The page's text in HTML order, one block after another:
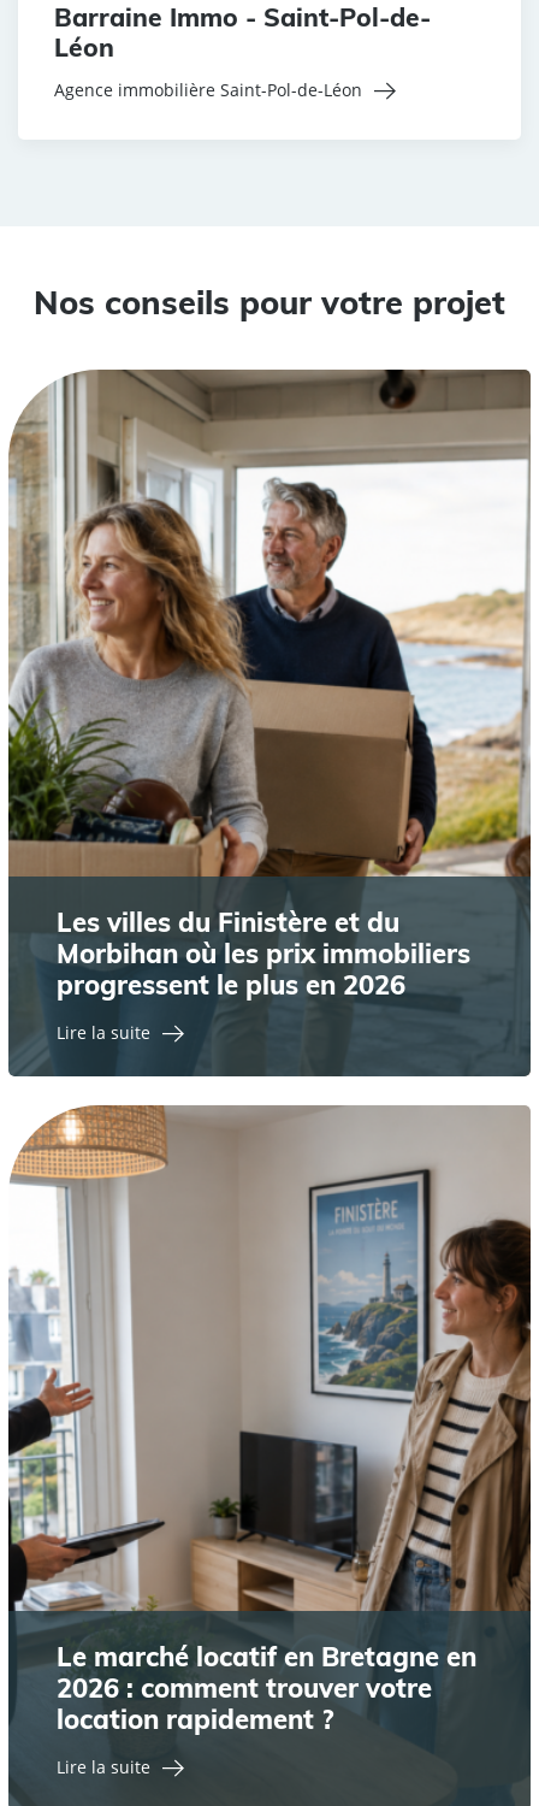
Barraine Immo - Saint-Pol-de-
Léon
Agence immobilière Saint-Pol-de-Léon
Nos conseils pour votre projet
Les villes du Finistère et du
Morbihan où les prix immobiliers
progressent le plus en 2026
Lire la suite
Le marché locatif en Bretagne en
2026 : comment trouver votre
location rapidement ?
Lire la suite